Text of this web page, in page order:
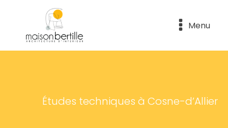
Menu
Études techniques à Cosne-d’Allier